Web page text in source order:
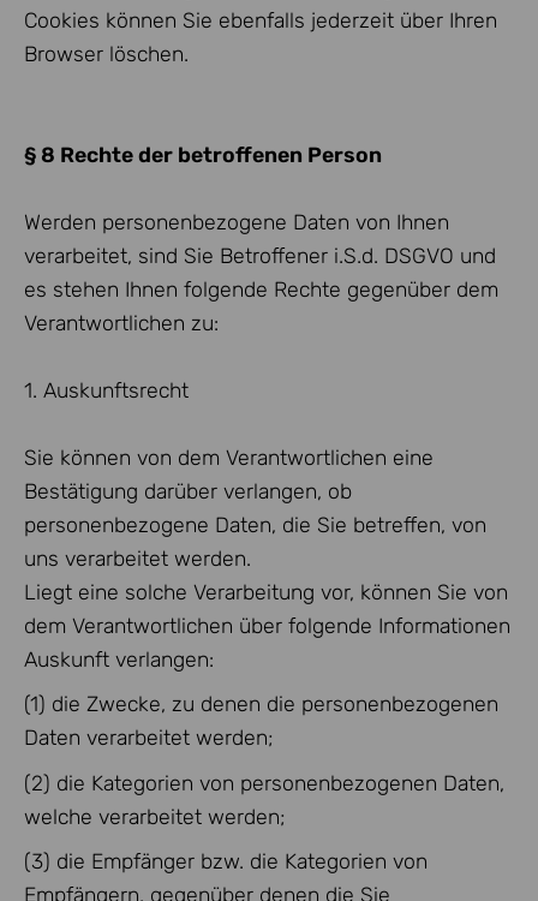
Cookies können Sie ebenfalls jederzeit über Ihren
Browser löschen.
§ 8 Rechte der betroffenen Person
Werden personenbezogene Daten von Ihnen
verarbeitet, sind Sie Betroffener i.S.d. DSGVO und
es stehen Ihnen folgende Rechte gegenüber dem
Verantwortlichen zu:
1. Auskunftsrecht
Sie können von dem Verantwortlichen eine
Bestätigung darüber verlangen, ob
personenbezogene Daten, die Sie betreffen, von
uns verarbeitet werden.
Liegt eine solche Verarbeitung vor, können Sie von
dem Verantwortlichen über folgende Informationen
Auskunft verlangen:
(1) die Zwecke, zu denen die personenbezogenen
Daten verarbeitet werden;
(2) die Kategorien von personenbezogenen Daten,
welche verarbeitet werden;
(3) die Empfänger bzw. die Kategorien von
Empfängern, gegenüber denen die Sie